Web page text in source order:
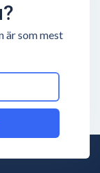
är som mest